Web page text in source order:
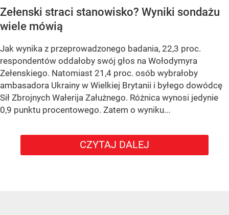
Zełenski straci stanowisko? Wyniki sondażu
wiele mówią
Jak wynika z przeprowadzonego badania, 22,3 proc.
respondentów oddałoby swój głos na Wołodymyra
Zełenskiego. Natomiast 21,4 proc. osób wybrałoby
ambasadora Ukrainy w Wielkiej Brytanii i byłego dowódcę
Sił Zbrojnych Wałerija Załużnego. Różnica wynosi jedynie
0,9 punktu procentowego. Zatem o wyniku...
CZYTAJ DALEJ